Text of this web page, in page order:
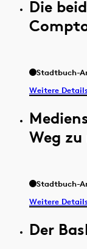
Die
Stadtbuch-
Weitere
Weg
Stadtbuch-
Weitere
Der